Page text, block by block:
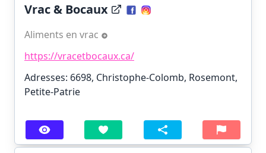
Vrac & Bocaux
Aliments en vrac
https://vracetbocaux.ca/
Adresses: 6698, Christophe-Colomb, Rosemont,
Petite-Patrie